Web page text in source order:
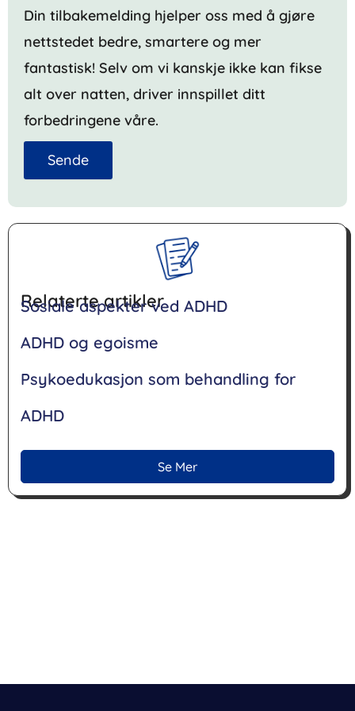
Din tilbakemelding hjelper oss med å gjøre
nettstedet bedre, smartere og mer
fantastisk! Selv om vi kanskje ikke kan fikse
alt over natten, driver innspillet ditt
forbedringene våre.
Sende
Relaterte artikler
Sosiale aspekter ved ADHD
ADHD og egoisme
Psykoedukasjon som behandling for
ADHD
Se Mer